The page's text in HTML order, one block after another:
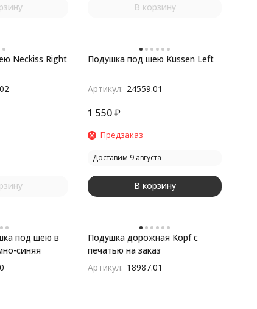
В корзину
Neckiss Right Подушка под шею Kussen Left
Артикул: 24559.01
1 550₽
Предзаказ
Доставим 9 августа
В корзину
под шею в
синяя
Подушка дорожная Kopf с
печатью на заказ
Артикул: 18987.01